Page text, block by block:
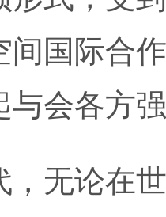
间国际合
与会各方
论在世